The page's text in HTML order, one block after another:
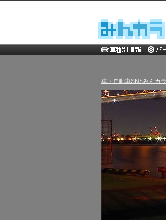
車・自動車SNSみんカラ